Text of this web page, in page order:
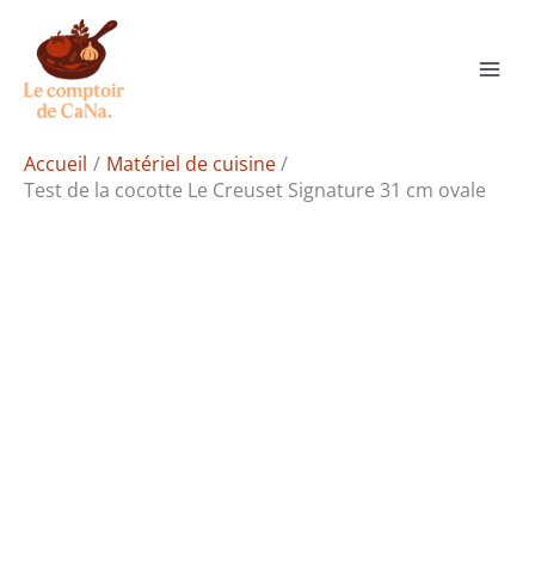
contenu
Accueil
Matériel de cuisine
Test de la cocotte Le Creuset Signature 31 cm ovale
Rechercher